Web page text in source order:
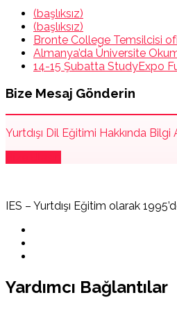
(başlıksız)
(başlıksız)
Bronte College Temsilcisi
Almanya’da Üniversite
14-15 Şubatta StudyExpo
Bize Mesaj Gönderin
Yurtdışı Dil Eğitimi Hakkında
IES – Yurtdışı Eğitim olarak
Yardımcı Bağlantılar